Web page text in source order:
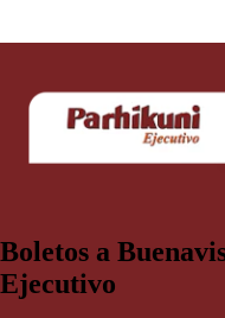
Boletos a
Ejecutivo